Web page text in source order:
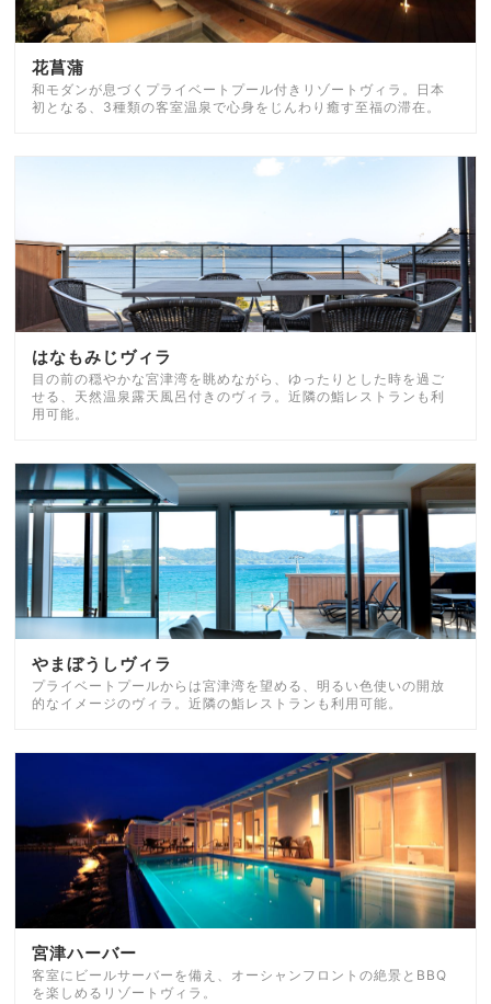
花菖蒲
和モダンが息づくプライベートプール付きリゾートヴィラ。日本
初となる、3種類の客室温泉で心身をじんわり癒す至福の滞在。
はなもみじヴィラ
目の前の穏やかな宮津湾を眺めながら、ゆったりとした時を過ご
せる、天然温泉露天風呂付きのヴィラ。近隣の鮨レストランも利
用可能。
やまぼうしヴィラ
プライベートプールからは宮津湾を望める、明るい色使いの開放
的なイメージのヴィラ。近隣の鮨レストランも利用可能。
宮津ハーバー
客室にビールサーバーを備え、オーシャンフロントの絶景とBBQ
を楽しめるリゾートヴィラ。